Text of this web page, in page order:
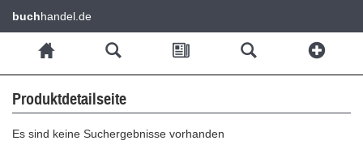
buchhandel.de
Produktdetailseite
Es sind keine Suchergebnisse vorhanden